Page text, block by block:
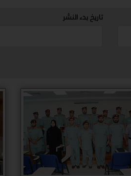
تاريخ بدء النشر